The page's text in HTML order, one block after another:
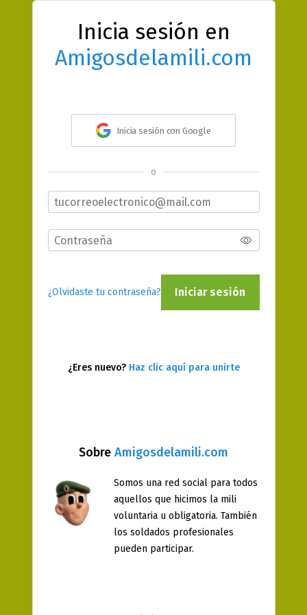
Sobre Amigosdelamili.com
Somos una red social para todos
aquellos que hicimos la mili
voluntaria u obligatoria. También
los soldados profesionales
pueden participar.
Inicia sesión en
Amigosdelamili.com
Inicia sesión con Google
o
¿Olvidaste tu contraseña? Iniciar sesión
¿Eres nuevo? Haz clic aquí para unirte